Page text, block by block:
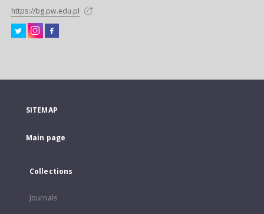
https://bg.pw.edu.pl
SITEMAP
Main page
Collections
Journals